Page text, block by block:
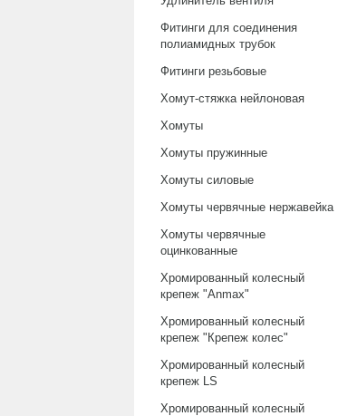
Фитинги для соединения
полиамидных трубок
Фитинги резьбовые
Хомут-стяжка нейлоновая
Хомуты
Хомуты пружинные
Хомуты силовые
Хомуты червячные нержавейка
Хомуты червячные
оцинкованные
Хромированный колесный
крепеж "Anmax"
Хромированный колесный
крепеж "Крепеж колес"
Хромированный колесный
крепеж LS
Хромированный колесный